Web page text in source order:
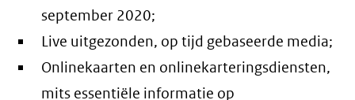
september 2020;
Live uitgezonden, op tijd gebaseerde media;
Onlinekaarten en onlinekarteringsdiensten,
mits essentiële informatie op